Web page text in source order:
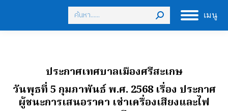
เมนู
Search:
ประกาศเทศบาลเมืองศรีสะเกษ
วันพุธที่ 5 กุมภาพันธ์ พ.ศ. 2568 เรื่อง ประกาศ
ผู้ชนะการเสนอราคา เช่าเครื่องเสียงและไฟ